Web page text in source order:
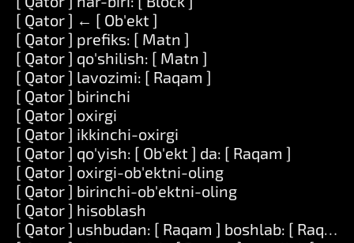
[ Qator ] ← [ Ob'ekt ]
[ Qator ] prefiks: [ Matn ]
[ Qator ] qo'shilish: [ Matn ]
[ Qator ] lavozimi: [ Raqam ]
[ Qator ] birinchi
[ Qator ] oxirgi
[ Qator ] ikkinchi-oxirgi
[ Qator ] qo'yish: [ Ob'ekt ] da: [ Raqam ]
[ Qator ] oxirgi-ob'ektni-oling
[ Qator ] birinchi-ob'ektni-oling
[ Qator ] hisoblash
[ Qator ] ushbudan: [ Raqam ] boshlab: [ Raqam